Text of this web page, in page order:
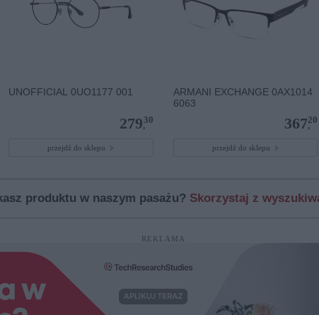
UNOFFICIAL 0UO1177 001
279,
30
przejdź do sklepu
ARMANI EXCHANGE 0AX1014
6063
367,
20
przejdź do sklepu
produktu w naszym pasażu? Skorzystaj z
REKLAMA